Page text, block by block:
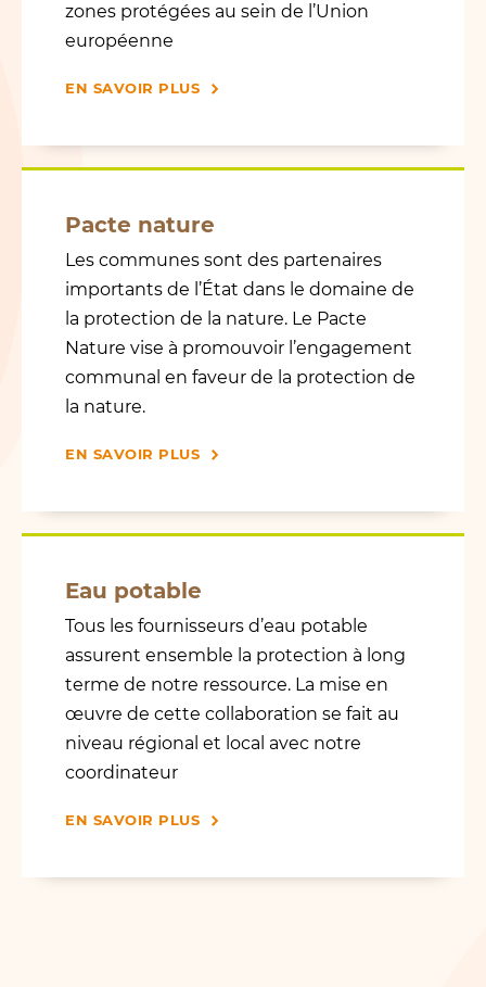
Naturaktivitéiten
Médias
Contact
zones protégées au sein de l’Union
européenne
EN SAVOIR PLUS
Pacte nature
Les communes sont des partenaires
importants de l’État dans le domaine de
la protection de la nature. Le Pacte
Nature vise à promouvoir l’engagement
communal en faveur de la protection de
la nature.
EN SAVOIR PLUS
Eau potable
Tous les fournisseurs d’eau potable
assurent ensemble la protection à long
terme de notre ressource. La mise en
œuvre de cette collaboration se fait au
niveau régional et local avec notre
coordinateur
EN SAVOIR PLUS